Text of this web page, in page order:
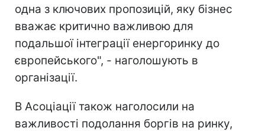
одна з ключових пропозицій, яку бізнес
вважає критично важливою для
подальшої інтеграції енергоринку до
європейського", - наголошують в
організації.
В Асоціації також наголосили на
важливості подолання боргів на ринку,